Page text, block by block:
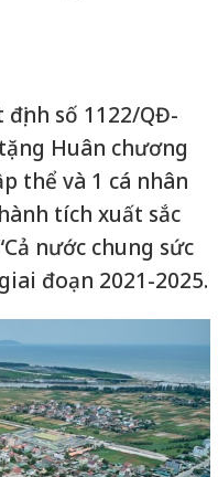
định số 1122/QĐ-
Huân chương
thể và 1 cá nhân
tích xuất sắc
nước chung sức
đoạn 2021-2025.